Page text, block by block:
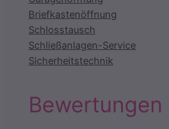
Briefkastenöffnung
Schlosstausch
Schließanlagen-Service
Sicherheitstechnik
Bewertungen